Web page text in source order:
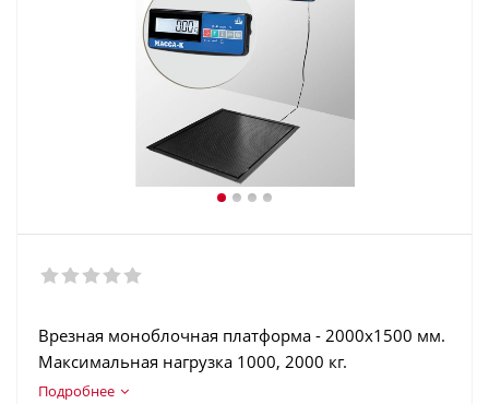
Врезная моноблочная платформа - 2000х1500 мм.
Максимальная нагрузка 1000, 2000 кг.
Конструкционная сталь. Аккумулятор.
Подробнее